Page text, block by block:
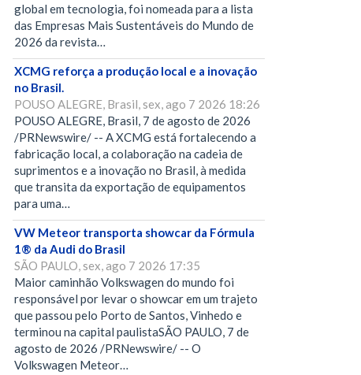
global em tecnologia, foi nomeada para a lista
das Empresas Mais Sustentáveis do Mundo de
2026 da revista…
XCMG reforça a produção local e a inovação
no Brasil.
POUSO ALEGRE, Brasil, sex, ago 7 2026 18:26
POUSO ALEGRE, Brasil, 7 de agosto de 2026
/PRNewswire/ -- A XCMG está fortalecendo a
fabricação local, a colaboração na cadeia de
suprimentos e a inovação no Brasil, à medida
que transita da exportação de equipamentos
para uma…
VW Meteor transporta showcar da Fórmula
1® da Audi do Brasil
SÃO PAULO, sex, ago 7 2026 17:35
Maior caminhão Volkswagen do mundo foi
responsável por levar o showcar em um trajeto
que passou pelo Porto de Santos, Vinhedo e
terminou na capital paulistaSÃO PAULO, 7 de
agosto de 2026 /PRNewswire/ -- O
Volkswagen Meteor…